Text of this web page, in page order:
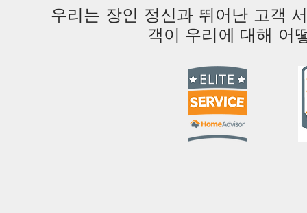
우리는 장인 정신과 뛰어난 고객
객이 우리에 대해 어